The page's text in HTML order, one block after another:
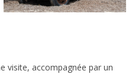
visite, accompagnée par un